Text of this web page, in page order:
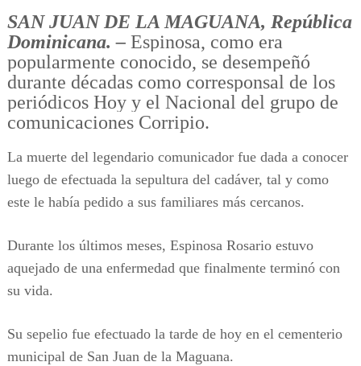
SAN JUAN DE LA MAGUANA, República
Dominicana. – Espinosa, como era
popularmente conocido, se desempeñó
durante décadas como corresponsal de los
periódicos Hoy y el Nacional del grupo de
comunicaciones Corripio.
La muerte del legendario comunicador fue dada a conocer
luego de efectuada la sepultura del cadáver, tal y como
este le había pedido a sus familiares más cercanos.
Durante los últimos meses, Espinosa Rosario estuvo
aquejado de una enfermedad que finalmente terminó con
su vida.
Su sepelio fue efectuado la tarde de hoy en el cementerio
municipal de San Juan de la Maguana.